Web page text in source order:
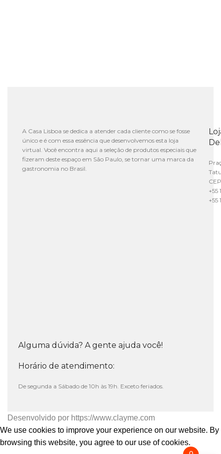
A Casa Lisboa se dedica a atender cada cliente como se fosse
único e é com essa essência que desenvolvemos esta loja
virtual. Você encontra aqui a seleção de produtos especiais que
fizeram deste espaço em São Paulo, se tornar uma marca da
gastronomia no Brasil.
+55
+55
Alguma dúvida? A gente ajuda você!
Horário de atendimento:
De segunda a Sábado de 10h às 19h. Exceto feriados.
Desenvolvido por https://www.clayme.com
We use cookies to improve your experience on our website. By
browsing this website, you agree to our use of cookies.